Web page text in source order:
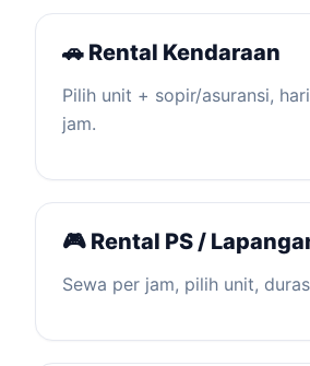
🚗 Rental Kendaraan
Pilih unit + sopir/asuransi,
jam.
🎮 Rental PS /
Sewa per jam, pilih unit,